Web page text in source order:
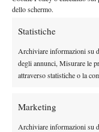
dello schermo.
Statistiche
Archiviare informazioni su
degli annunci, Misurare le
attraverso statistiche o la
Marketing
Archiviare informazioni su
Djokovic trova
6-3.
Tra un litigio e
immediatamente nel
frustrazione da parte
doppio fallo e un
corridoio. Tocca di